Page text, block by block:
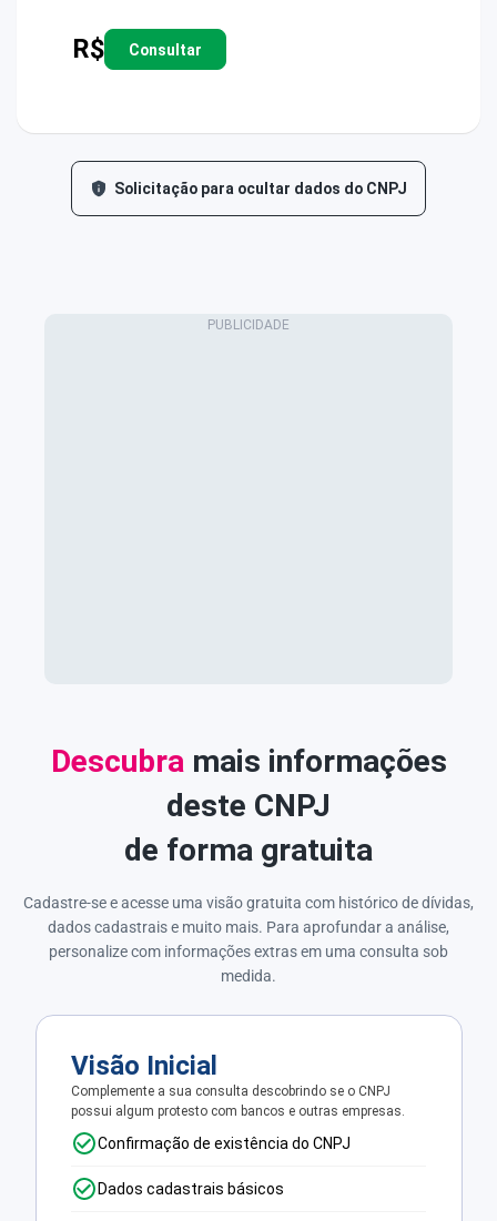
R$ Consultar
Solicitação para ocultar dados do CNPJ
Descubra mais informações
deste CNPJ
de forma gratuita
Cadastre-se e acesse uma visão gratuita com histórico de dívidas,
dados cadastrais e muito mais. Para aprofundar a análise,
personalize com informações extras em uma consulta sob
medida.
Visão Inicial
Complemente a sua consulta descobrindo se o CNPJ
possui algum protesto com bancos e outras empresas.
Confirmação de existência do CNPJ
Dados cadastrais básicos